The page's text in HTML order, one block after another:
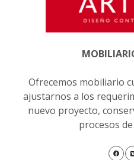
Ofrecemos mobiliario
ajustarnos a los
nuevo proyecto,
procesos